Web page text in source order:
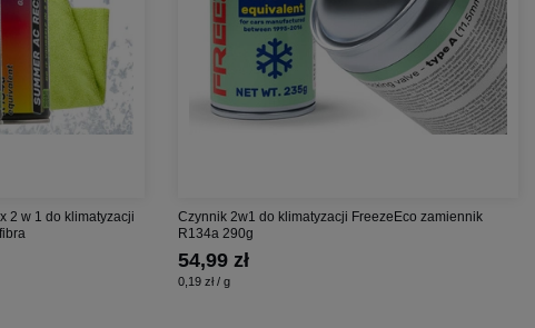
2 w 1 do klimatyzacji
Czynnik 2w1 do klimatyzacji FreezeEco zamiennik
R134a 290g
54,99 zł
0,19 zł / g